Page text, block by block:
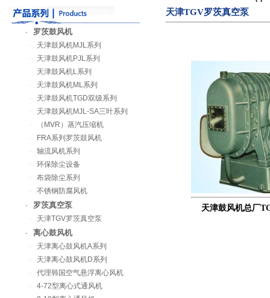
· 罗茨鼓风机
·
天津鼓风机MJL系列
·
天津鼓风机PJL系列
·
天津鼓风机L系列
·
天津鼓风机ML系列
·
天津鼓风机TGD双级系列
·
天津鼓风机MJL-SA三叶系列
·
（MVR）蒸汽压缩机
·
FRA系列罗茨鼓风机
·
轴流风机系列
·
环保除尘设备
·
布袋除尘系列
·
不锈钢防腐风机
·
罗茨真空泵
·
天津TGV罗茨真空泵
·
离心鼓风机
·
天津离心鼓风机A系列
·
天津离心鼓风机D系列
·
代理韩国空气悬浮离心风机
·
4-72型离心式通风机
天津TGV罗茨真空泵
天津鼓风机总厂